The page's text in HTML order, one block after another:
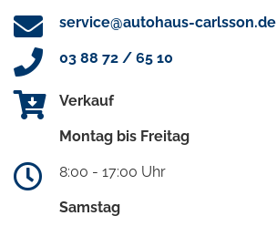
service@autohaus-carlsson.de
03 88 72 / 65 10
Verkauf
Montag bis Freitag
8:00 - 17:00 Uhr
Samstag